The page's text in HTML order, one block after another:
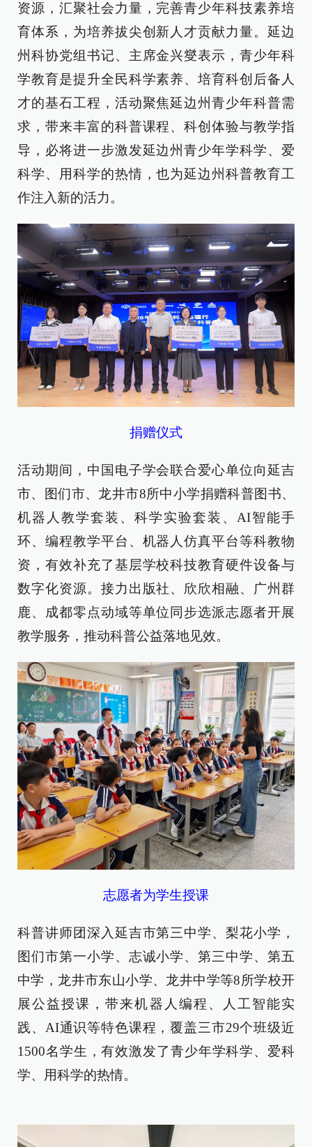
资源，汇聚社会力量，完善青少年科技素养培
育体系，为培养拔尖创新人才贡献力量。延边
州科协党组书记、主席金兴燮表示，青少年科
学教育是提升全民科学素养、培育科创后备人
才的基石工程，活动聚焦延边州青少年科普需
求，带来丰富的科普课程、科创体验与教学指
导，必将进一步激发延边州青少年学科学、爱
科学、用科学的热情，也为延边州科普教育工
作注入新的活力。
捐赠仪式
活动期间，中国电子学会联合爱心单位向延吉
市、图们市、龙井市8所中小学捐赠科普图书、
机器人教学套装、科学实验套装、AI智能手
环、编程教学平台、机器人仿真平台等科教物
资，有效补充了基层学校科技教育硬件设备与
数字化资源。接力出版社、欣欣相融、广州群
鹿、成都零点动域等单位同步选派志愿者开展
教学服务，推动科普公益落地见效。
志愿者为学生授课
科普讲师团深入延吉市第三中学、梨花小学，
图们市第一小学、志诚小学、第三中学、第五
中学，龙井市东山小学、龙井中学等8所学校开
展公益授课，带来机器人编程、人工智能实
践、AI通识等特色课程，覆盖三市29个班级近
1500名学生，有效激发了青少年学科学、爱科
学、用科学的热情。